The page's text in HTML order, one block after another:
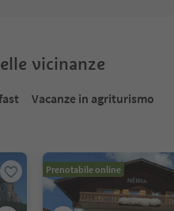
vicinanze
Vacanze in agriturismo
Prenotabile online